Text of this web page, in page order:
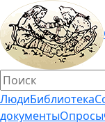
ЛюдиБиблиотека
документыОпросы